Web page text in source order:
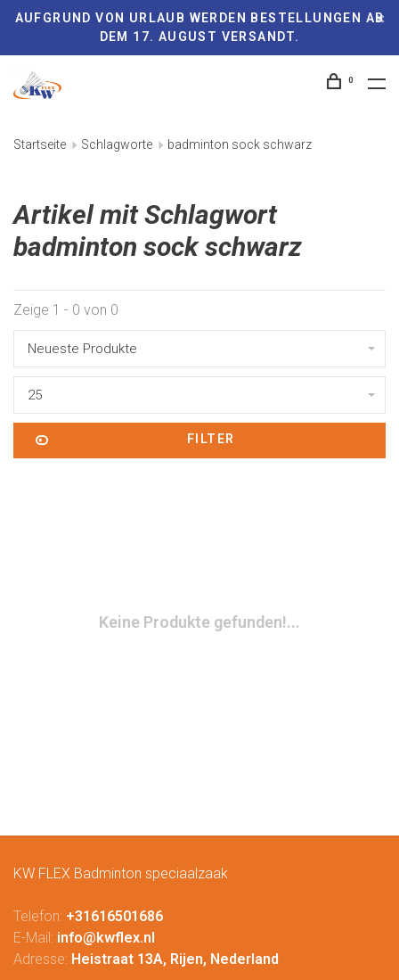
AUFGRUND VON URLAUB WERDEN BESTELLUNGEN AB
DEM 17. AUGUST VERSANDT.
0
Startseite Schlagworte badminton sock schwarz
Artikel mit Schlagwort
badminton sock schwarz
Zeige 1 - 0 von 0
Neueste Produkte
25
FILTER
Keine Produkte gefunden!...
KW FLEX Badminton speciaalzaak
Telefon: +31616501686
E-Mail: info@kwflex.nl
Adresse: Heistraat 13A, Rijen, Nederland